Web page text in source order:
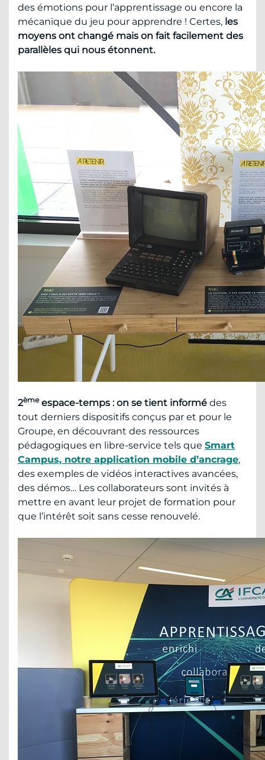
des émotions pour l’apprentissage ou encore la
mécanique du jeu pour apprendre ! Certes, les
moyens ont changé mais on fait facilement des
parallèles qui nous étonnent.
2èmeespace-temps : on se tient informé des
tout derniers dispositifs conçus par et pour le
Groupe, en découvrant des ressources
pédagogiques en libre-service tels que Smart
Campus, notre application mobile d’ancrage,
des exemples de vidéos interactives avancées,
des démos… Les collaborateurs sont invités à
mettre en avant leur projet de formation pour
que l’intérêt soit sans cesse renouvelé.